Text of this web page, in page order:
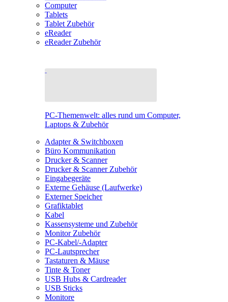
Computer
Tablets
Tablet Zubehör
eReader
eReader Zubehör
PC-Themenwelt: alles rund um Computer,
Laptops & Zubehör
Adapter & Switchboxen
Büro Kommunikation
Drucker & Scanner
Drucker & Scanner Zubehör
Eingabegeräte
Externe Gehäuse (Laufwerke)
Externer Speicher
Grafiktablet
Kabel
Kassensysteme und Zubehör
Monitor Zubehör
PC-Kabel/-Adapter
PC-Lautsprecher
Tastaturen & Mäuse
Tinte & Toner
USB Hubs & Cardreader
USB Sticks
Monitore